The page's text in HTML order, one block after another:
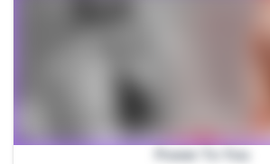
Power To You